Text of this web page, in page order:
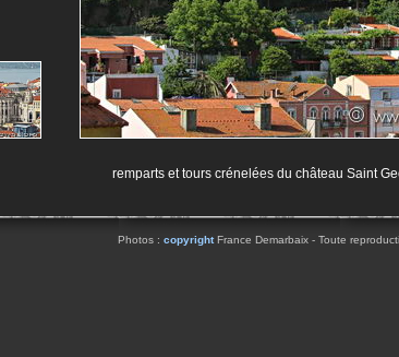
remparts et tours crénelées du château Saint
Photos : copyrightFrance Demarbaix - Toute